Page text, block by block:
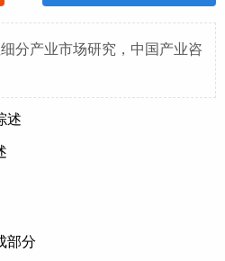
分产业市场研究，中国产业咨
述
部分